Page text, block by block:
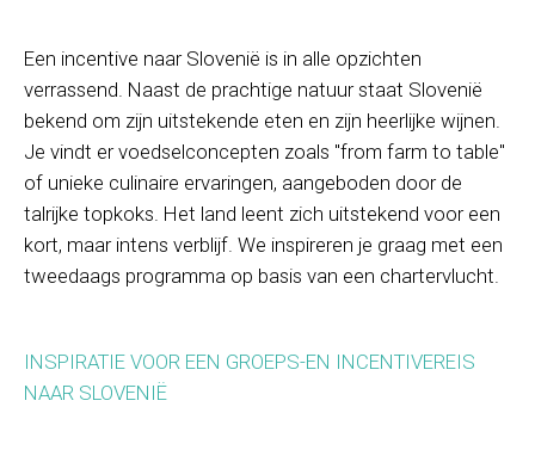
Een incentive naar Slovenië is in alle opzichten
verrassend. Naast de prachtige natuur staat Slovenië
bekend om zijn uitstekende eten en zijn heerlijke wijnen.
Je vindt er voedselconcepten zoals "from farm to table"
of unieke culinaire ervaringen, aangeboden door de
talrijke topkoks. Het land leent zich uitstekend voor een
kort, maar intens verblijf. We inspireren je graag met een
tweedaags programma op basis van een chartervlucht.
INSPIRATIE VOOR EEN GROEPS-EN INCENTIVEREIS
NAAR SLOVENIË